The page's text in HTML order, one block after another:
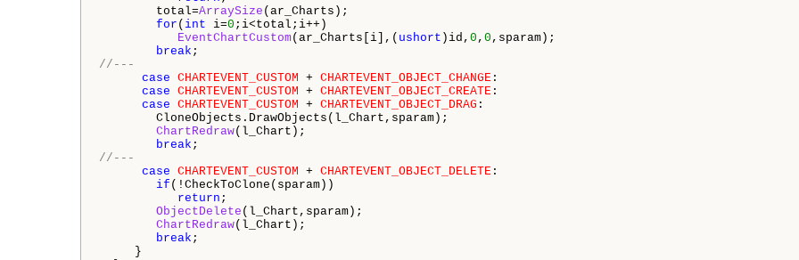
total=ArraySize (ar_Charts);
for ( int i=0 ;i<total;i++)
EventChartCustom(ar_Charts[i],( ushort )id, 0 , 0 ,sparam);
break
//---
case CHARTEVENT_CUSTOM + CHARTEVENT_OBJECT_CHANGE :
case CHARTEVENT_CUSTOM + CHARTEVENT_OBJECT_CREATE :
case CHARTEVENT_CUSTOM + CHARTEVENT_OBJECT_DRAG :
CloneObjects.DrawObjects(l_Chart,sparam);
ChartRedraw(l_Chart);
break
//---
case CHARTEVENT_CUSTOM + CHARTEVENT_OBJECT_DELETE :
if (!CheckToClone(sparam))
return ;
ObjectDelete (l_Chart,sparam);
ChartRedraw(l_Chart);
break ;
}